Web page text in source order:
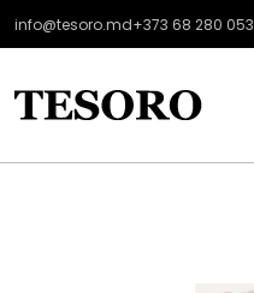
info@tesoro.md+373 68 280 053